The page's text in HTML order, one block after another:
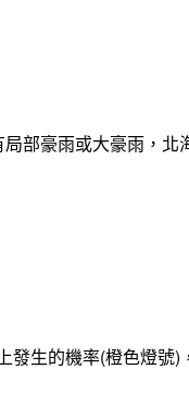
部豪雨或大豪雨，
生的機率(橙色燈號